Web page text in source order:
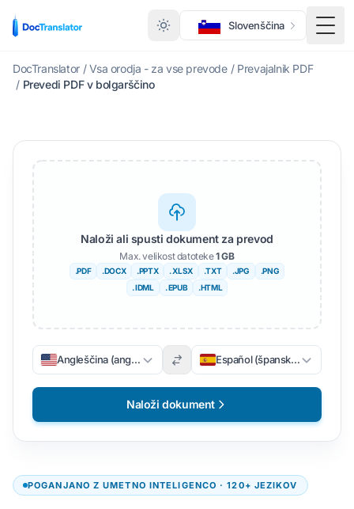
Slovenščina
DocTranslator / Vsa orodja - za vse prevode / Prevajalnik PDF
/ Prevedi PDF v bolgarščino
POGANJANO Z UMETNO INTELIGENCO · 120+ JEZIKOV
Naloži ali spusti dokument za prevod
Max. velikost datoteke1 GB
.PDF .DOCX .PPTX . XLSX .TXT .JPG
.PNG
. IDML
. EPUB .HTML
Angleščina (angleščina) Español (špansko)
Naloži dokument